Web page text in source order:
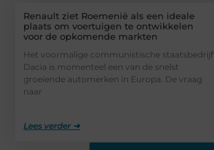
Renault ziet Roemenië als een ideale
plaats om voertuigen te ontwikkelen
voor de opkomende markten
Het voormalige communistische staatsbedrijf
Dacia is momenteel een van de snelst
groeiende automerken in Europa. De vraag
naar
Lees verder ➜